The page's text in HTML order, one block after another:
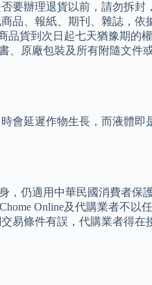
辦理退貨以前，請勿拆封
品、報紙、期刊、雜誌，
貨到次日起七天猶豫期的
原廠包裝及所有附隨文件
會延遲作物生長，而液體
，仍適用中華民國消費者保
Online及代購業者不以
易條件有誤，代購業者得在